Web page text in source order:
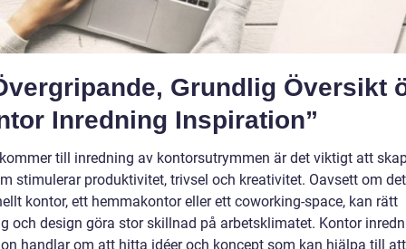
Grundlig Översikt
Inredning Inspiration”
till inredning av kontorsutrymmen är det viktigt att
stimulerar produktivitet, trivsel och kreativitet. Oavsett om
kontor, ett hemmakontor eller ett coworking-space, kan rätt
och design göra stor skillnad på arbetsklimatet. Kontor
handlar om att hitta idéer och koncept som kan hjälpa till